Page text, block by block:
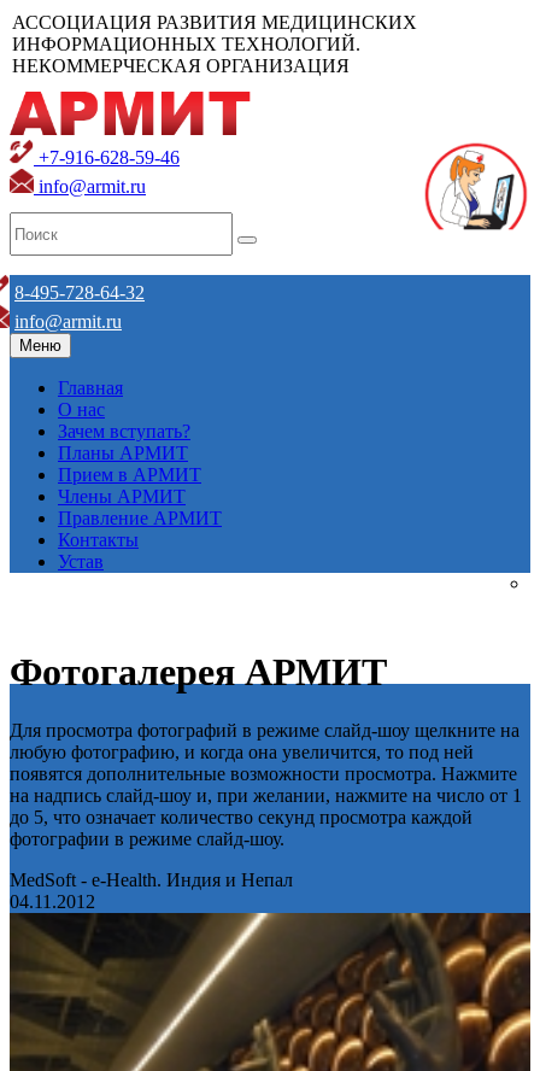
АССОЦИАЦИЯ РАЗВИТИЯ МЕДИЦИНСКИХ
ИНФОРМАЦИОННЫХ ТЕХНОЛОГИЙ.
НЕКОММЕРЧЕСКАЯ ОРГАНИЗАЦИЯ
+7-916-628-59-46
info@armit.ru
8-495-728-64-32
info@armit.ru
Меню
Главная
О нас
Зачем вступать?
Планы АРМИТ
Прием в АРМИТ
Члены АРМИТ
Правление АРМИТ
Контакты
Устав
Фотогалерея АРМИТ
Для просмотра фотографий в режиме слайд-шоу щелкните на
любую фотографию, и когда она увеличится, то под ней
появятся дополнительные возможности просмотра. Нажмите
на надпись слайд-шоу и, при желании, нажмите на число от 1
до 5, что означает количество секунд просмотра каждой
фотографии в режиме слайд-шоу.
MedSoft - e-Health. Индия и Непал
04.11.2012